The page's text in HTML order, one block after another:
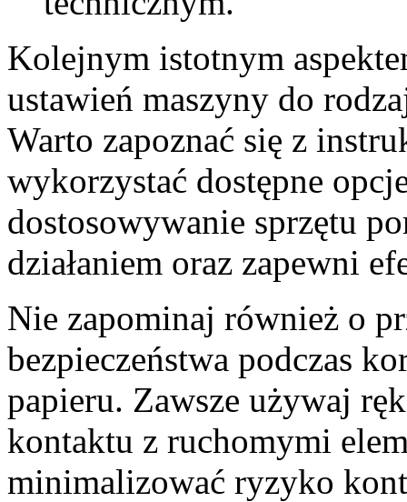
Kolejnym istotnym
ustawień maszyny do
Warto zapoznać się z
wykorzystać dostępne
dostosowywanie sprzętu
działaniem oraz zapewni
Nie zapominaj również o
bezpieczeństwa podczas
papieru. Zawsze używaj
kontaktu z ruchomymi
minimalizować ryzyko